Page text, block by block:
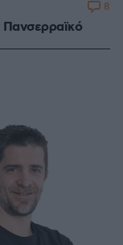
Πανσερραϊκό
8